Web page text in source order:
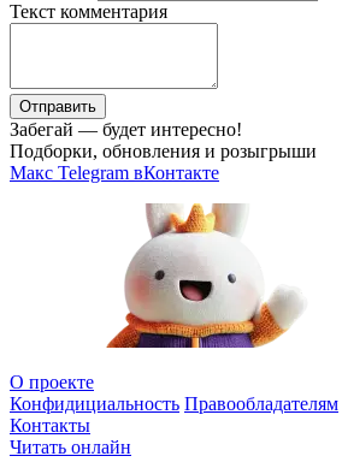
Текст комментария
Отправить
Забегай — будет интересно!
Подборки, обновления и розыгрыши
Макс Telegram вКонтакте
О проекте
Конфидициальность Правообладателям
Контакты
Читать онлайн